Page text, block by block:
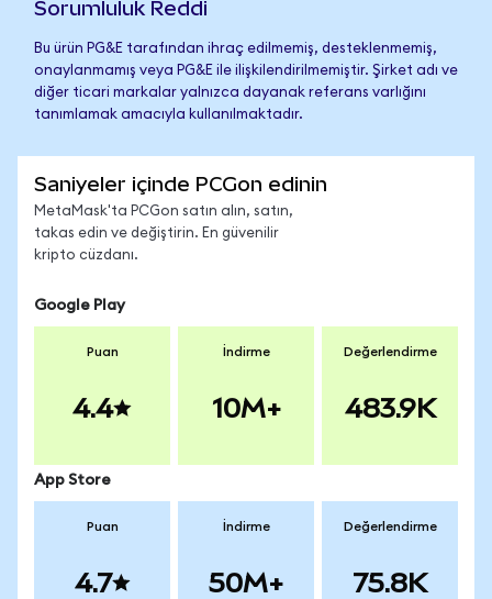
Sorumluluk Reddi
Bu ürün PG&E tarafından ihraç edilmemiş, desteklenmemiş,
onaylanmamış veya PG&E ile ilişkilendirilmemiştir. Şirket adı ve
diğer ticari markalar yalnızca dayanak referans varlığını
tanımlamak amacıyla kullanılmaktadır.
Saniyeler içinde PCGon edinin
MetaMask'ta PCGon satın alın, satın,
takas edin ve değiştirin. En güvenilir
kripto cüzdanı.
Google Play
Puan
4.4
İndirme
10M+
Değerlendirme
483.9K
App Store
Puan
4.7
İndirme
50M+
Değerlendirme
75.8K